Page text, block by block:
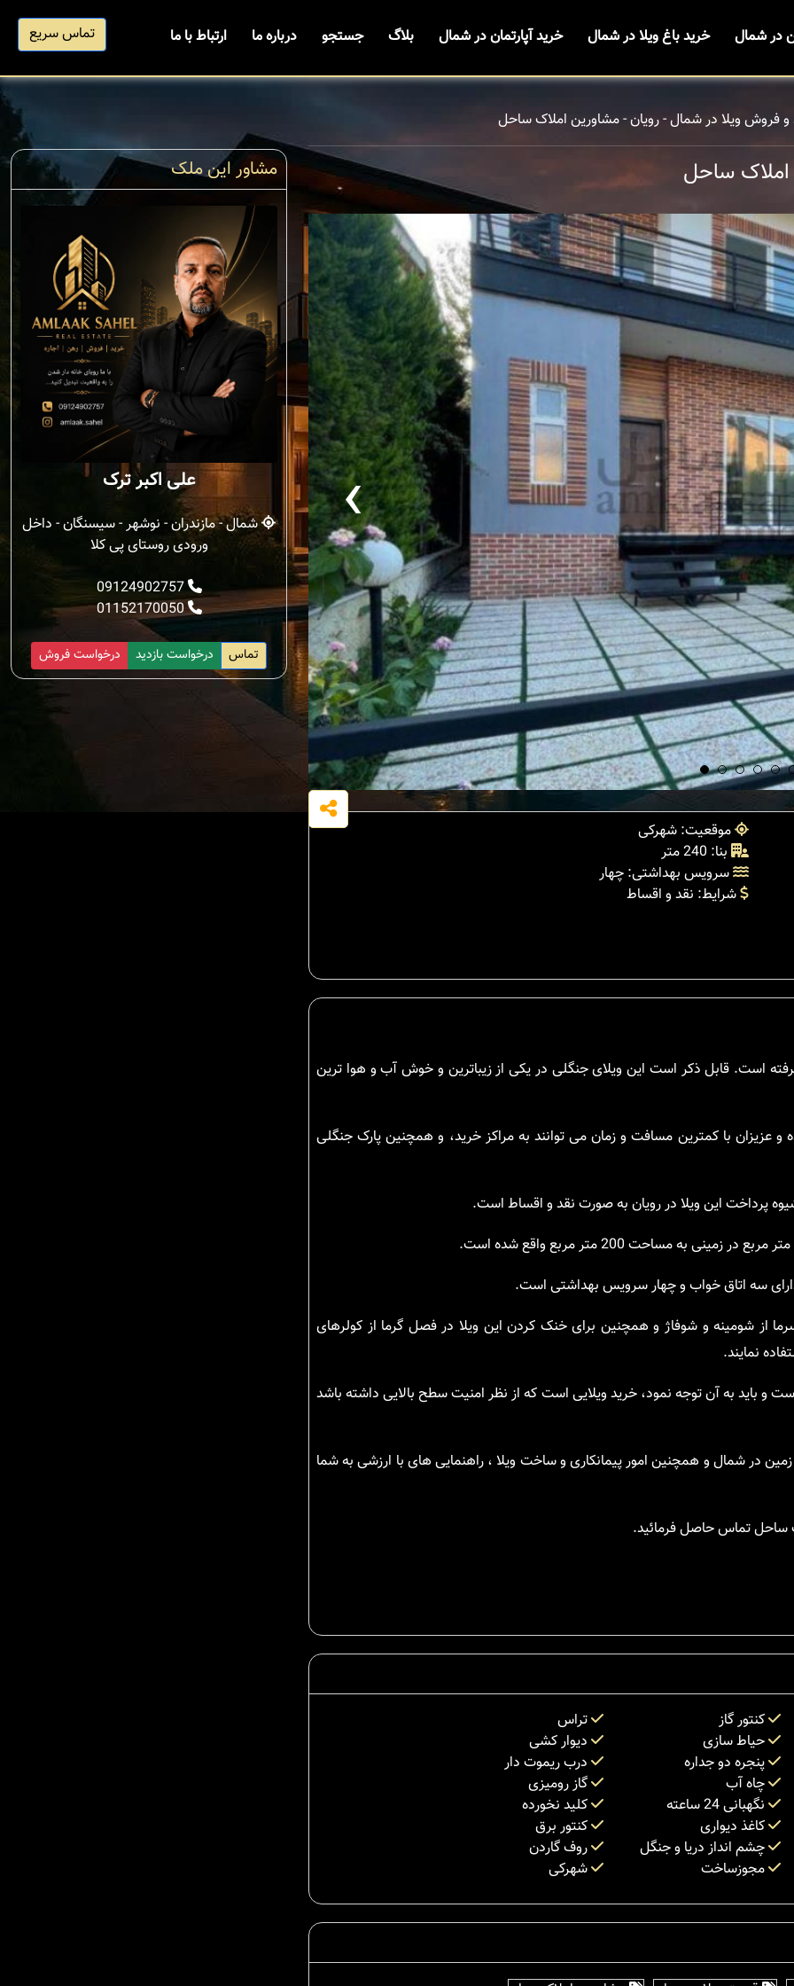
در شمال خرید باغ ویلا در شمال خرید آپارتمان در شمال بلاگ جستجو درباره ما ارتباط با ما تماس سریع
و فروش ویلا در شمال - رویان - مشاورین املاک ساحل
املاک ساحل
‹
موقعیت: شهرکی
بنا: 240 متر
سرویس بهداشتی: چهار
شرایط: نقد و اقساط
است. قابل ذکر است این ویلای جنگلی در یکی از زیباترین و خوش آب و هوا ترین
با کمترین مسافت و زمان می توانند به مراکز خرید، و همچنین پارک جنگلی
پرداخت این ویلا در رویان به صورت نقد و اقساط است.
سه اتاق خواب و چهار سرویس بهداشتی است.
از شومینه و شوفاژ و همچنین برای خنک کردن این ویلا در فصل گرما از کولرهای
نمایند.
و باید به آن توجه نمود، خرید ویلایی است که از نظر امنیت سطح بالایی داشته باشد
در شمال و همچنین امور پیمانکاری و ساخت ویلا ، راهنمایی های با ارزشی به شما
ساحل تماس حاصل فرمائید.
کنتور گاز
تراس
حیاط سازی
دیوار کشی
پنجره دو جداره
درب ریموت دار
چاه آب
گاز رومیزی
نگهبانی 24 ساعته
کلید نخورده
کاغذ دیواری
کنتور برق
چشم انداز دریا و جنگل
روف گاردن
مجوزساخت
شهرکی
مشاور این ملک
علی اکبر ترک
شمال - مازندران - نوشهر - سیسنگان - داخل
ورودی روستای پی کلا
09124902757
01152170050
درخواست فروش درخواست بازدید تماس